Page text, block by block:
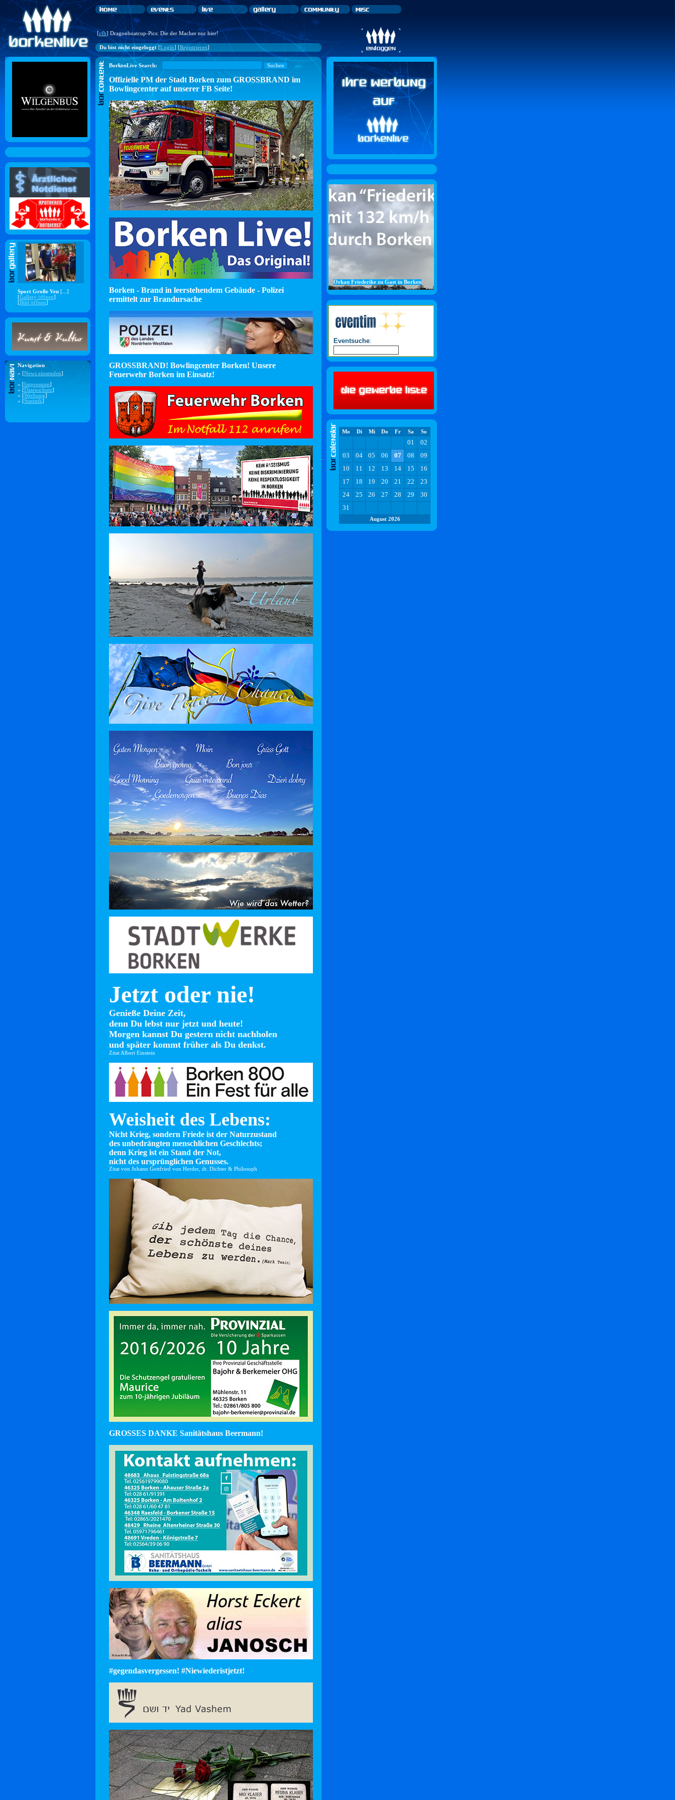
[cfb] Dragonboatcup-Pics: Die der Macher nur hier!
Du bist nicht eingeloggt[Login] [Registrieren]
Sport Große Ven [...]
[Gallery öffnen]
[Bild öffnen]
Navigation
» [News einsenden]
» [Impressum]
» [Datenschutz]
» [Werbung]
» [Statistik]
BorkenLive Search:
Offizielle PM der Stadt Borken zum GROSSBRAND im
Bowlingcenter auf unserer FB Seite!
Borken - Brand in leerstehendem Gebäude - Polizei
ermittelt zur Brandursache
GROSSBRAND! Bowlingcenter Borken! Unsere
Feuerwehr Borken im Einsatz!
Jetzt oder nie!
Genieße Deine Zeit,
denn Du lebst nur jetzt und heute!
Morgen kannst Du gestern nicht nachholen
und später kommt früher als Du denkst.
Zitat Albert Einstein
Weisheit des Lebens:
Nicht Krieg, sondern Friede ist der Naturzustand
des unbedrängten menschlichen Geschlechts;
denn Krieg ist ein Stand der Not,
nicht des ursprünglichen Genusses.
Zitat von Johann Gottfried von Herder, dt. Dichter & Philosoph
GROSSES DANKE Sanitätshaus Beermann!
#gegendasvergessen! #Niewiederistjetzt!
Orkan Friederike zu Gast in Borken
Eventsuche:
Mo Di Mi Do Fr Sa So
01
02
03
04 05 06 07 08
09
10
11 12 13 14 15
16
17
18 19 20 21 22
23
24
25 26 27 28 29
30
31
August 2026